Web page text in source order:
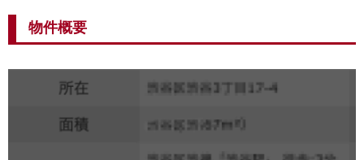
物件概要